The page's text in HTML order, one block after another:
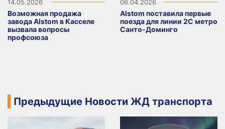
14.05.2026
Возможная продажа
завода Alstom в Касселе
вызвала вопросы
профсоюза
06.04.2026
Alstom поставила первые
поезда для линии 2C метро
Санто-Доминго
Предыдущие Новости ЖД транспорта